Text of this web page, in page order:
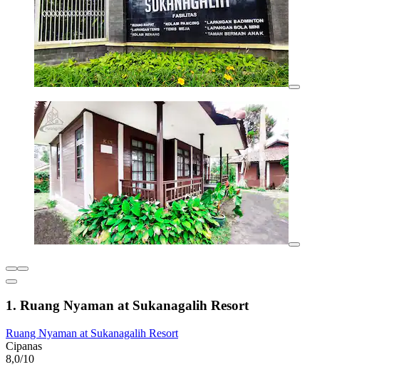
1. Ruang Nyaman at Sukanagalih Resort
Ruang Nyaman at Sukanagalih Resort
Cipanas
8,0/10